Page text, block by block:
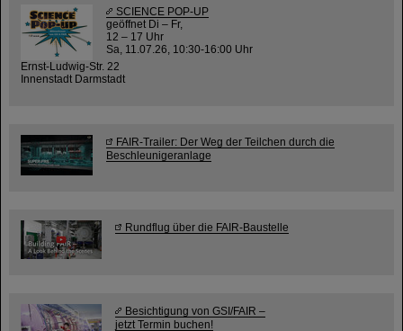
SCIENCE POP-UP
geöffnet Di – Fr,
12 – 17 Uhr
Sa, 11.07.26, 10:30-16:00 Uhr
Ernst-Ludwig-Str. 22
Innenstadt Darmstadt
FAIR-Trailer: Der Weg der Teilchen durch die
Beschleunigeranlage
Rundflug über die FAIR-Baustelle
Besichtigung von GSI/FAIR –
jetzt Termin buchen!